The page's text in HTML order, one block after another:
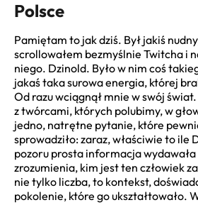
Polsce
Pamiętam to jak dziś. Był jakiś
scrollowałem bezmyślnie Twitcha i
niego. Dzinold. Było w nim coś
jakaś taka surowa energia, której
Od razu wciągnął mnie w swój
z twórcami, których polubimy, w
jedno, natrętne pytanie, które
sprowadziło: zaraz, właściwie to ile
pozoru prosta informacja wydawała
zrozumienia, kim jest ten człowiek
nie tylko liczba, to kontekst,
pokolenie, które go ukształtowało.